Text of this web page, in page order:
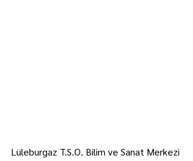
Lüleburgaz T.S.O. Bilim ve Sanat Merkezi